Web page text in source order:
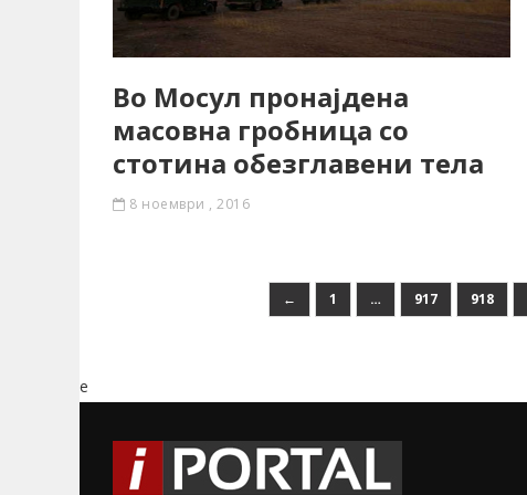
Во Мосул пронајдена
масовна гробница со
стотина обезглавени тела
8 ноември , 2016
← 1 … 917 918
e